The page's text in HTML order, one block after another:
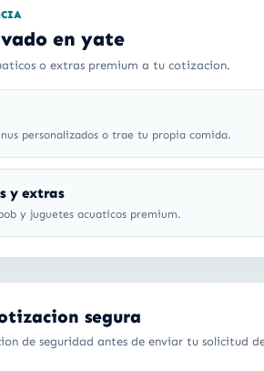
en yate
o extras premium a tu cotizacion.
personalizados o trae tu propia comida.
y extras
y juguetes acuaticos premium.
segura
de seguridad antes de enviar tu solicitud